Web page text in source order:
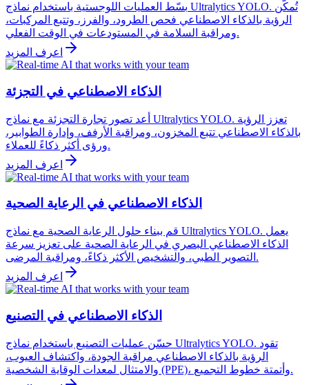
بسّط العمليات اللوجستية باستخدام نماذج Ultralytics YOLO. تُمكّن
الرؤية بالذكاء الاصطناعي فحص الطرود، والفرز، وتتبع المركبات،
ومراقبة السلامة في المستودعات في الوقت الفعلي.
اعرف المزيد
الذكاء الاصطناعي في التجزئة
أعد تصور تجارة التجزئة مع نماذج Ultralytics YOLO. تعزز الرؤية
بالذكاء الاصطناعي تتبع المخزون، ومراقبة الأرفف، وإدارة الطوابير،
ورؤى أكثر ذكاءً للعملاء.
اعرف المزيد
الذكاء الاصطناعي في الرعاية الصحية
قم ببناء حلول الرعاية الصحية مع نماذج Ultralytics YOLO. يعمل
الذكاء الاصطناعي البصري في الرعاية الصحية على تعزيز سرعة
التصوير الطبي، والتشخيص الأكثر ذكاءً، ومراقبة المرضى.
اعرف المزيد
الذكاء الاصطناعي في التصنيع
حسّن عمليات التصنيع باستخدام نماذج Ultralytics YOLO. تقود
الرؤية بالذكاء الاصطناعي مراقبة الجودة، واكتشاف العيوب،
والامتثال لمعدات الوقاية الشخصية (PPE)، وأتمتة خطوط التجميع.